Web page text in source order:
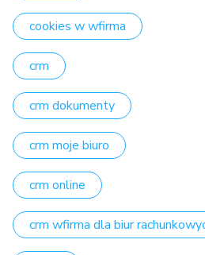
cookies w wfirma
crm
crm dokumenty
crm moje biuro
crm online
crm wfirma dla biur